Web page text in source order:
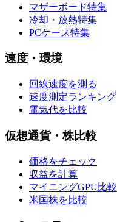
マザーボード特集
冷却・放熱特集
PCケース特集
速度・環境
回線速度を測る
速度測定ランキング
電気代を比較
仮想通貨・株比較
価格をチェック
収益を計算
マイニングGPU比較
米国株を比較